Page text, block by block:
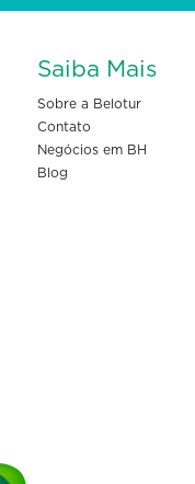
Saiba Mais
Sobre a Belotur
Contato
Negócios em BH
Blog